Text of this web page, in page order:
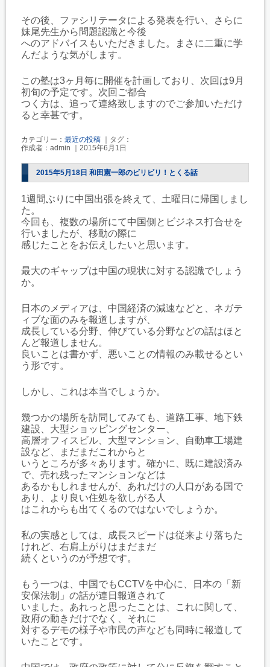
その後、ファシリテータによる発表を行い、さらに
妹尾先生から問題認識と今後
へのアドバイスもいただきました。まさに二重に学
んだような気がします。
この塾は3ヶ月毎に開催を計画しており、次回は9月
初旬の予定です。次回ご都合
つく方は、追って連絡致しますのでご参加いただけ
ると幸甚です。
カテゴリー： 最近の投稿 ｜タグ：
作成者：admin ｜2015年6月1日
2015年5月18日 和田憲一郎のビリビリ！とくる話
1週間ぶりに中国出張を終えて、土曜日に帰国しまし
た。
今回も、複数の場所にて中国側とビジネス打合せを
行いましたが、移動の際に
感じたことをお伝えしたいと思います。
最大のギャップは中国の現状に対する認識でしょう
か。
日本のメディアは、中国経済の減速などと、ネガテ
ィブな面のみを報道しますが、
成長している分野、伸びている分野などの話はほと
んど報道しません。
良いことは書かず、悪いことの情報のみ載せるとい
う形です。
しかし、これは本当でしょうか。
幾つかの場所を訪問してみても、道路工事、地下鉄
建設、大型ショッピングセンター、
高層オフィスビル、大型マンション、自動車工場建
設など、まだまだこれからと
いうところが多々あります。確かに、既に建設済み
で、売れ残ったマンションなどは
あるかもしれませんが、あれだけの人口がある国で
あり、より良い住処を欲しがる人
はこれからも出てくるのではないでしょうか。
私の実感としては、成長スピードは従来より落ちた
けれど、右肩上がりはまだまだ
続くというのが予想です。
もう一つは、中国でもCCTVを中心に、日本の「新
安保法制」の話が連日報道されて
いました。あれっと思ったことは、これに関して、
政府の動きだけでなく、それに
対するデモの様子や市民の声なども同時に報道して
いたことです。